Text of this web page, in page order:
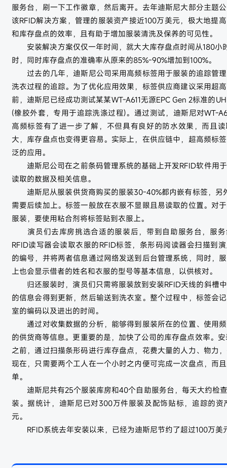
服务台，刷一下工作徽章，然后离开。去年迪斯尼大部分主题
该RFID解决方案，管理的服装资产接近100万美元，极大地提
和库存盘点的效率，且有助于增加服装清洗及保养的可见性。
安装解决方案仅仅一年时间，就大大库存盘点时间从180小
时，同时库存盘点的准确率从原来的85%-90%增加到100%。
过去的几年，迪斯尼公司采用高频标签用于服装的追踪管
洗衣过程的追踪。为了优化应用效果，标签供应商建议采用超
前，迪斯尼已经成功测试某某WT-A611无源EPC Gen 2标准的
(橡胶外套，专用于追踪洗涤过程)。通过测试，迪斯尼对WT-
高频标签有了进一步了解，不但具有良好的防水效果，而且
大，库存盘点也变得更容易。实际上，在供应链中，超高频标
泛的应用。
迪斯尼公司在之前条码管理系统的基础上开发RFID软件用
读取的数据及相关信息。
迪斯尼从服装供货商购买的服装30-40%都内嵌有标签，另
需要后续加上。标签一般放在衣服不显眼且易读取的位置。对
服装，要使用粘合剂将标签贴到衣服上。
演员们去库房挑选合适的服装后，带到自助服务台，服务
RFID读写器会读取衣服的RFID标签，条形码阅读器会扫描到
的编号，并将两者信息通过网络发送到后台管理系统，同时，
上也会显示借者的姓名和衣服的型号等基本信息，以供核对。
归还服装时，演员们只需将服装放到安装RFID天线的斜槽
的信息会得到更新，然后输送到洗衣室。整个过程中，标签会
室的编码以及进出的时间。
通过对收集数据的分析，能够得到服装所在的位置、使用
的供货商等信息。更重要的是，加快了公司的库存盘点效率。
之前，通过扫描条形码进行库存盘点，花费大量的人力、物力
现在，只需要两个工人在一个小时之内便可完成一次盘点，而
单。
迪斯尼共有25个服装库房和40个自助服务台，每天大约检
装。据统计，迪斯尼已对300万件服装及配饰贴标，追踪的资
元。
RFID系统去年安装以来，已经为迪斯尼节约了超过100万美